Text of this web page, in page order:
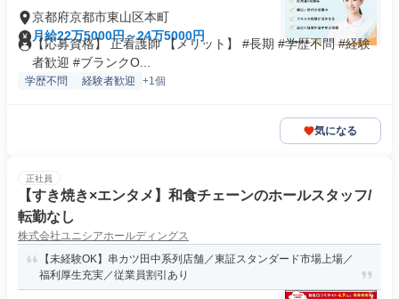
京都府京都市東山区本町
月給22万5000円～24万5000円
【応募資格】 正看護師 【メリット】 #長期 #学歴不問 #経験
者歓迎 #ブランクO...
学歴不問 経験者歓迎 +1個
気になる
正社員
【すき焼き×エンタメ】和食チェーンのホールスタッフ/
転勤なし
株式会社ユニシアホールディングス
【未経験OK】串カツ田中系列店舗／東証スタンダード市場上場／
福利厚生充実／従業員割引あり